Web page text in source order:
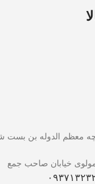
معظم الدوله بن بست
خیابان صاحب جمع